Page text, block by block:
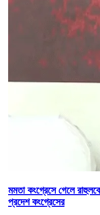
মমতা কংগ্রেসে গেলে
প্রদেশ কংগ্রেসের